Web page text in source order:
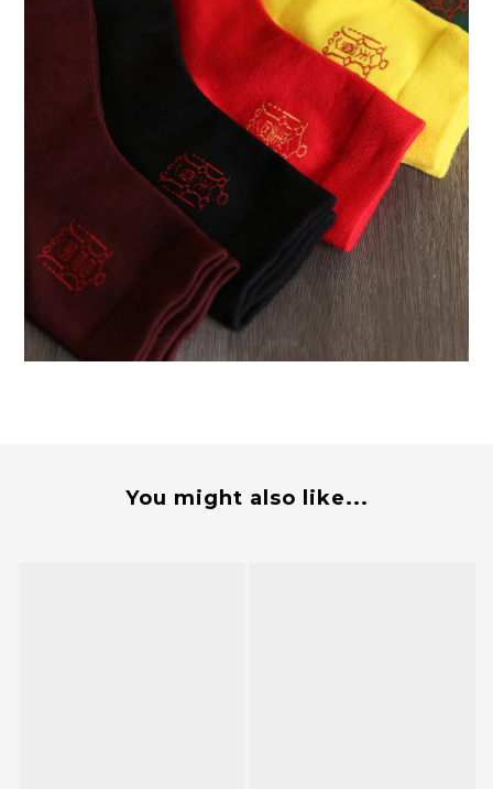
You might also like...